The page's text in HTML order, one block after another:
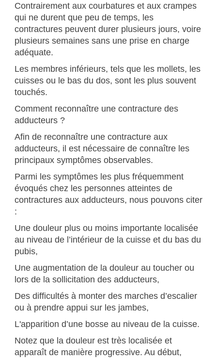
Contrairement aux courbatures et aux crampes
qui ne durent que peu de temps, les
contractures peuvent durer plusieurs jours, voire
plusieurs semaines sans une prise en charge
adéquate.
Les membres inférieurs, tels que les mollets, les
cuisses ou le bas du dos, sont les plus souvent
touchés.
Comment reconnaître une contracture des
adducteurs ?
Afin de reconnaître une contracture aux
adducteurs, il est nécessaire de connaître les
principaux symptômes observables.
Parmi les symptômes les plus fréquemment
évoqués chez les personnes atteintes de
contractures aux adducteurs, nous pouvons citer
:
Une douleur plus ou moins importante localisée
au niveau de l’intérieur de la cuisse et du bas du
pubis,
Une augmentation de la douleur au toucher ou
lors de la sollicitation des adducteurs,
Des difficultés à monter des marches d’escalier
ou à prendre appui sur les jambes,
L'apparition d’une bosse au niveau de la cuisse.
Notez que la douleur est très localisée et
apparaît de manière progressive. Au début,